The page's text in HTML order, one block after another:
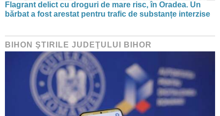
Flagrant delict cu droguri de mare risc, în Oradea. Un
bărbat a fost arestat pentru trafic de substanțe interzise
BIHON ŞTIRILE JUDEŢULUI BIHOR